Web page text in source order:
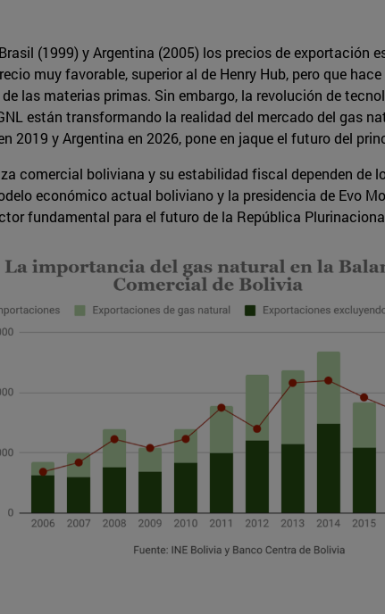
(1999) y Argentina (2005) los precios de exportación
muy favorable, superior al de Henry Hub, pero que
las materias primas. Sin embargo, la revolución de
están transformando la realidad del mercado del gas
2019 y Argentina en 2026, pone en jaque el futuro del
comercial boliviana y su estabilidad fiscal dependen de
económico actual boliviano y la presidencia de Evo
fundamental para el futuro de la República